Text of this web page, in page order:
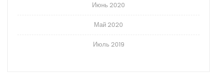
Июнь 2020
Май 2020
Июль 2019